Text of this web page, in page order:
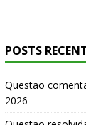
POSTS
Questão
2026